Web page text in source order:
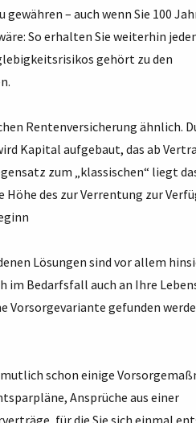
– auch wenn Sie 100
So erhalten Sie weiterhin
gehört zu den
Rentenversicherung ähnlich.
Kapital aufgebaut, das ab
zum „klassischen“ liegt
des zur Verrentung zur
Lösungen sind vor allem
im Bedarfsfall auch an Ihre
Vorsorgevariante gefunden
schon einige
Ansprüche aus einer
für die Sie sich einmal